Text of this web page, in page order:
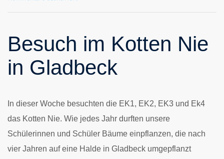
Besuch im Kotten Nie
in Gladbeck
In dieser Woche besuchten die EK1, EK2, EK3 und Ek4
das Kotten Nie. Wie jedes Jahr durften unsere
Schülerinnen und Schüler Bäume einpflanzen, die nach
vier Jahren auf eine Halde in Gladbeck umgepflanzt